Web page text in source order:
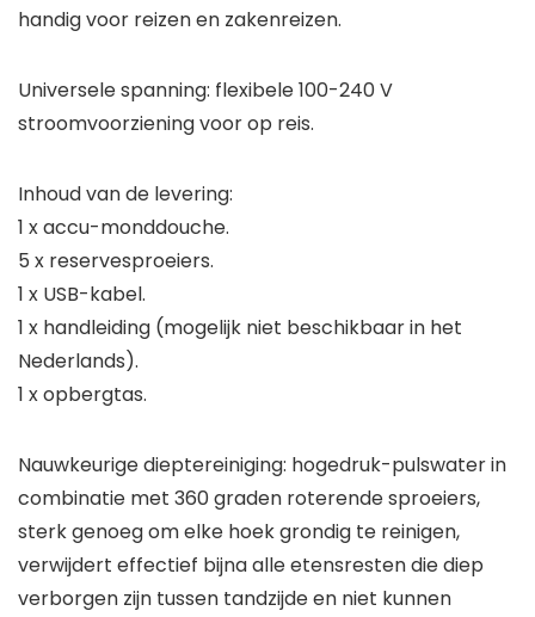
handig voor reizen en zakenreizen.
Universele spanning: flexibele 100-240 V
stroomvoorziening voor op reis.
Inhoud van de levering:
1 x accu-monddouche.
5 x reservesproeiers.
1 x USB-kabel.
1 x handleiding (mogelijk niet beschikbaar in het
Nederlands).
1 x opbergtas.
Nauwkeurige dieptereiniging: hogedruk-pulswater in
combinatie met 360 graden roterende sproeiers,
sterk genoeg om elke hoek grondig te reinigen,
verwijdert effectief bijna alle etensresten die diep
verborgen zijn tussen tandzijde en niet kunnen